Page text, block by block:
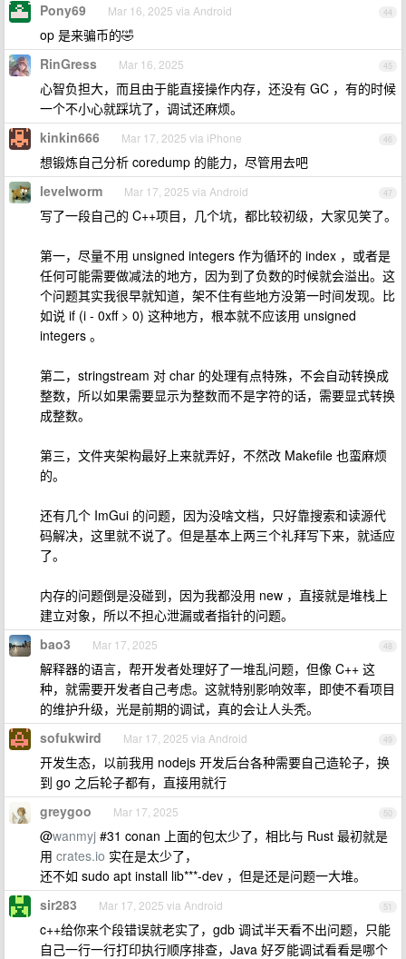
44
Pony69 Mar 16, 2025 via Android
op 是来骗币的🤣
45
RinGress Mar 16, 2025
心智负担大，而且由于能直接操作内存，还没有 GC ，有的时候
一个不小心就踩坑了，调试还麻烦。
46
kinkin666 Mar 17, 2025 via iPhone
想锻炼自己分析 coredump 的能力，尽管用去吧
47
levelworm Mar 17, 2025 via Android
写了一段自己的 C++项目，几个坑，都比较初级，大家见笑了。
第一，尽量不用 unsigned integers 作为循环的 index ，或者是
任何可能需要做减法的地方，因为到了负数的时候就会溢出。这
个问题其实我很早就知道，架不住有些地方没第一时间发现。比
如说 if (i - 0xff > 0) 这种地方，根本就不应该用 unsigned
integers 。
第二，stringstream 对 char 的处理有点特殊，不会自动转换成
整数，所以如果需要显示为整数而不是字符的话，需要显式转换
成整数。
第三，文件夹架构最好上来就弄好，不然改 Makefile 也蛮麻烦
的。
还有几个 ImGui 的问题，因为没啥文档，只好靠搜索和读源代
码解决，这里就不说了。但是基本上两三个礼拜写下来，就适应
了。
内存的问题倒是没碰到，因为我都没用 new ，直接就是堆栈上
建立对象，所以不担心泄漏或者指针的问题。
48
bao3 Mar 17, 2025
解释器的语言，帮开发者处理好了一堆乱问题，但像 C++ 这
种，就需要开发者自己考虑。这就特别影响效率，即使不看项目
的维护升级，光是前期的调试，真的会让人头秃。
49
sofukwird Mar 17, 2025 via Android
开发生态，以前我用 nodejs 开发后台各种需要自己造轮子，换
到 go 之后轮子都有，直接用就行
50
greygoo Mar 17, 2025
@wanmyj #31 conan 上面的包太少了，相比与 Rust 最初就是
用 crates.io 实在是太少了，
还不如 sudo apt install lib***-dev ，但是还是问题一大堆。
51
sir283 Mar 17, 2025 via Android
c++给你来个段错误就老实了，gdb 调试半天看不出问题，只能
自己一行一行打印执行顺序排查，Java 好歹能调试看看是哪个